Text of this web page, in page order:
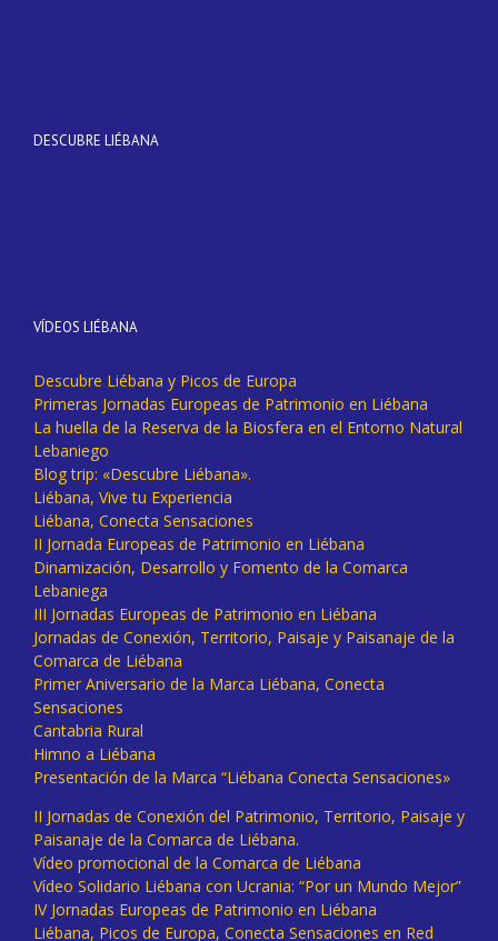
DESCUBRE LIÉBANA
VÍDEOS LIÉBANA
Descubre Liébana y Picos de Europa
Primeras Jornadas Europeas de Patrimonio en Liébana
La huella de la Reserva de la Biosfera en el Entorno Natural
Lebaniego
Blog trip: «Descubre Liébana».
Liébana, Vive tu Experiencia
Liébana, Conecta Sensaciones
II Jornada Europeas de Patrimonio en Liébana
Dinamización, Desarrollo y Fomento de la Comarca
Lebaniega
III Jornadas Europeas de Patrimonio en Liébana
Jornadas de Conexión, Territorio, Paisaje y Paisanaje de la
Comarca de Liébana
Primer Aniversario de la Marca Liébana, Conecta
Sensaciones
Cantabria Rural
Himno a Liébana
Presentación de la Marca “Liébana Conecta Sensaciones»
II Jornadas de Conexión del Patrimonio, Territorio, Paisaje y
Paisanaje de la Comarca de Liébana.
Vídeo promocional de la Comarca de Liébana
Vídeo Solidario Liébana con Ucrania: “Por un Mundo Mejor”
IV Jornadas Europeas de Patrimonio en Liébana
Liébana, Picos de Europa, Conecta Sensaciones en Red